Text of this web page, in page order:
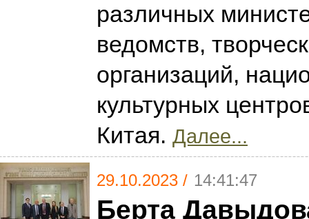
различных
ведомств,
организаций,
культурных
Китая. Далее...
29.10.2023 / 14:41:47
Берта